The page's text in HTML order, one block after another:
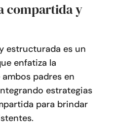
compartida y
estructurada es un
enfatiza la
padres en
estrategias
para brindar